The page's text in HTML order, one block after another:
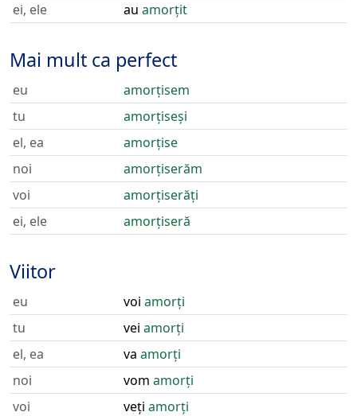
ei, ele
au amorțit
Mai mult ca perfect
eu
amorțisem
tu
amorțiseși
el, ea
amorțise
noi
amorțiserăm
voi
amorțiserăți
ei, ele
amorțiseră
Viitor
eu voi amorți
tu
vei amorți
el, ea
va amorți
noi
vom amorți
voi
veți amorți